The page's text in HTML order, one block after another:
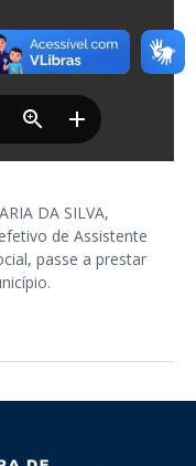
DA SILVA,
de Assistente
passe a prestar